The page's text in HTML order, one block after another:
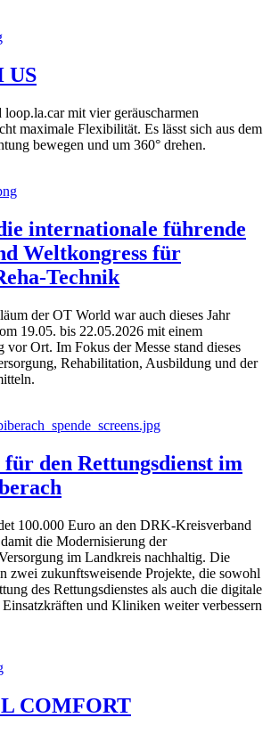
US
mit vier geräuscharmen
maximale Flexibilität. Es lässt sich aus dem
bewegen und um 360° drehen.
internationale führende
Weltkongress für
Technik
der OT World war auch dieses Jahr
19.05. bis 22.05.2026 mit einem
vor Ort. Im Fokus der Messe stand dieses
Rehabilitation, Ausbildung und der
für den Rettungsdienst im
100.000 Euro an den DRK-Kreisverband
die Modernisierung der
im Landkreis nachhaltig. Die
zwei zukunftsweisende Projekte, die sowohl
des Rettungsdienstes als auch die digitale
und Kliniken weiter verbessern
COMFORT